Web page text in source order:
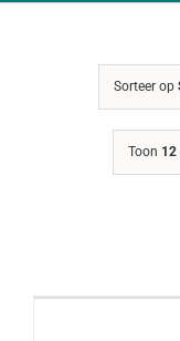
Sorteer op
Toon 12